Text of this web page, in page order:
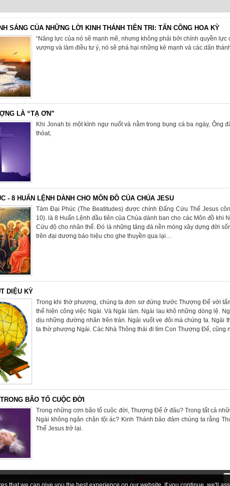
SÁNG CỦA NHỮNG LỜI KINH THÁNH TIÊN TRI: TẤN CÔNG HOA KỲ
“Năng lực của nó sẽ mạnh mẽ, nhưng không phải bởi chính quyền
vượng và làm điều tư ý, nó sẽ phá hại những kẻ mạnh và các dân
LÀ “TẠ ƠN”
Khi Jonah bị một kình ngư nuốt và nằm trong bụng cá ba ngày, Ông
thóat,
- 8 HUẤN LỆNH DÀNH CHO MÔN ĐỒ CỦA CHÚA JESU
Tám Đại Phúc (The Beatitudes) được chính Đấng Cứu Thế Jesus
10). là 8 Huấn Lệnh đầu tiên của Chúa dành ban cho các Môn đồ khi
Cứu độ cho nhân thế. Đó là những tảng đá nền móng xây dựng đời
trên đại dương báo hiệu cho ghe thuyền qua lại…
DIỆU KỲ
Trong khi thờ phượng, chúng ta đơn sơ đứng trước Thượng Đế với
thể hiện công việc Ngài. Và Ngài làm. Ngài lau khô những dòng lệ.
dịu những đường nhăn trên trán. Ngài vuốt ve đôi má chúng ta. Ngài
ta thờ phượng Ngài. Các Nhà Thông thái đi tìm Con Thượng Đế, cũng
BÃO TỐ CUỘC ĐỜI
Trong những cơn bão tố cuộc đời, Thượng Đế ở đâu? Trong tất cả
Ngài không ngăn chận tội ác? Kinh Thánh bảo đảm chúng ta rằng
Thế Jesus trở lại.
© 2026 tiengnoichanly.org All rights reserved